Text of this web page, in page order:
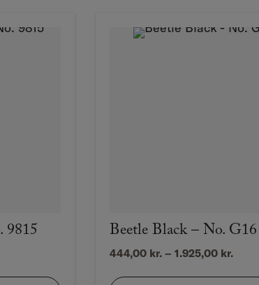
9815 Beetle Black – No. G16
444,00 kr. – 1.925,00 kr.